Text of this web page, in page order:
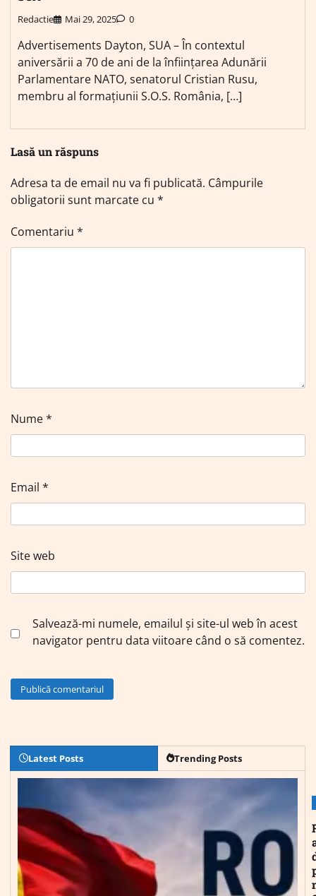
Redactie Mai 29, 2025 0
Advertisements Dayton, SUA – În contextul
aniversării a 70 de ani de la înființarea Adunării
Parlamentare NATO, senatorul Cristian Rusu,
membru al formațiunii S.O.S. România, […]
Lasă un răspuns
Adresa ta de email nu va fi publicată. Câmpurile
obligatorii sunt marcate cu *
Comentariu *
Nume*
Email *
Site web
Salvează-mi numele, emailul și site-ul web în acest
navigator pentru data viitoare când o să comentez.
Latest Posts Trending Posts